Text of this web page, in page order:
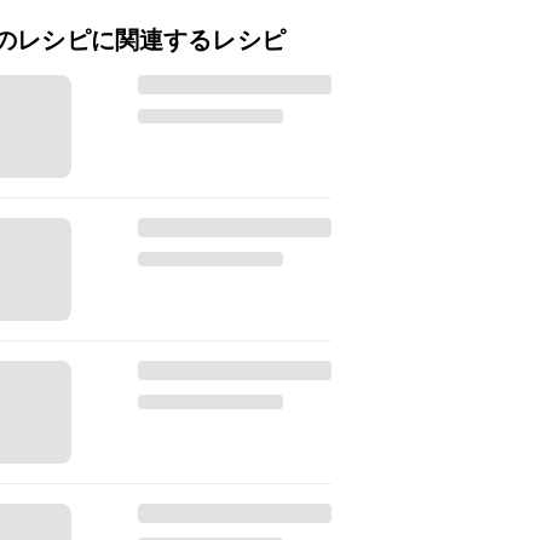
レシピに関連するレシピ